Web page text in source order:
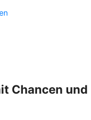
Chancen und